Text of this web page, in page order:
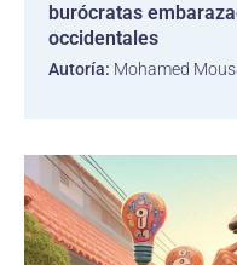
burócratas
occidentales
Autoría: Mohamed